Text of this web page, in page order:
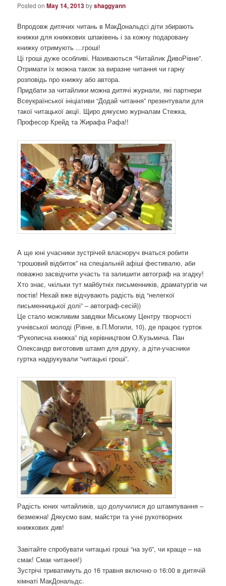
Posted onMay 14, 2013byshaggyann
Впродовж дитячих читань в МакДональдсі діти збирають
книжки для книжкових шпаківень і за кожну подаровану
книжку отримують …гроші!
Ці гроші дуже особливі. Називаються “Читайлик ДивоРівне”.
Отримати їх можна також за виразне читання чи гарну
розповідь про книжку або автора.
Придбати за читайлики можна дитячі журнали, які партнери
Всеукраїнської ініціативи “Додай читання” презентували для
такої читацької акції. Щиро дякуємо журналам Стежка,
Професор Крейд та Жирафа Рафа!!
А ще юні учасники зустрічей власноруч вчаться робити
“грошовий відбиток” на спеціальній афіші фестивалю, аби
поважно засвідчити участь та залишити автограф на згадку!
Хто знає, чкільки тут майбутніх письменників, драматургів чи
поєтів! Нехай вже відчувають радість від “нелегкої
письменницької долі” – автограф-сесій))
Це стало можливим завдяки Міському Центру творчості
учнівської молоді (Рівне, в.П.Могили, 10), де працює гурток
“Рукописна книжка” під керівництвом О.Кузьмича. Пан
Олександр виготовив штамп для друку, а діти-учасники
гуртка надрукували “читацькі гроші”.
Радість юних читайликів, що долучилися до штампування –
безмежна! Дякуємо вам, майстри та учні рукотворних
книжкових див!
Завітайте спробувати читацькі гроші “на зуб”, чи краще – на
смак! Смак читання!)
Зустрічі триватимуть до 16 травня включно о 16:00 в дитячій
кімнаті МакДональдс.